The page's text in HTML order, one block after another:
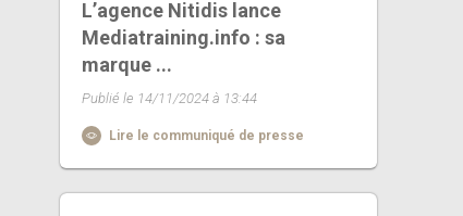
L’agence Nitidis lance
Mediatraining.info : sa
marque ...
Publié le 14/11/2024 à 13:44
Lire le communiqué de presse